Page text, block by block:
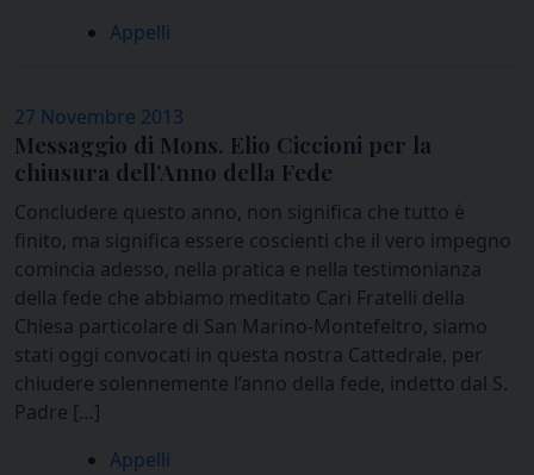
Appelli
27 Novembre 2013
Messaggio di Mons. Elio Ciccioni per la
chiusura dell’Anno della Fede
Concludere questo anno, non significa che tutto è
finito, ma significa essere coscienti che il vero impegno
comincia adesso, nella pratica e nella testimonianza
della fede che abbiamo meditato Cari Fratelli della
Chiesa particolare di San Marino-Montefeltro, siamo
stati oggi convocati in questa nostra Cattedrale, per
chiudere solennemente l’anno della fede, indetto dal S.
Padre […]
Appelli